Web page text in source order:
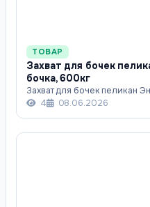
ТОВАР
Захват для бочек
бочка, 600кг
Захват для бочек пеликан
4
08.06.2026